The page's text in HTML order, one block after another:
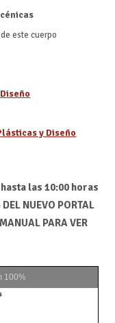
este cuerpo
y Diseño
las 10:00 horas
NUEVO PORTAL
PARA VER
100%